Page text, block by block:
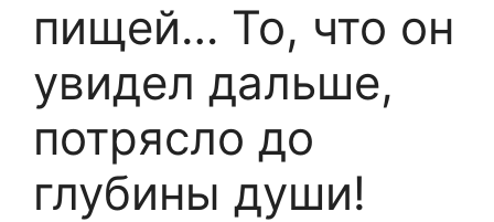
пищей… То, что он
увидел дальше,
потрясло до
глубины души!